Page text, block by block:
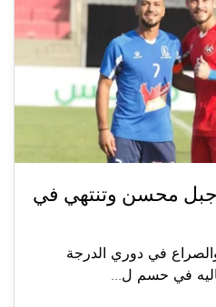
جبل محسن وتنتهي في
في دوري الدرجة
عاليه في حسم ل...